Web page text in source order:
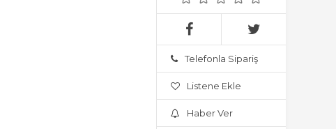
Telefonla Sipariş
Listene Ekle
Haber Ver